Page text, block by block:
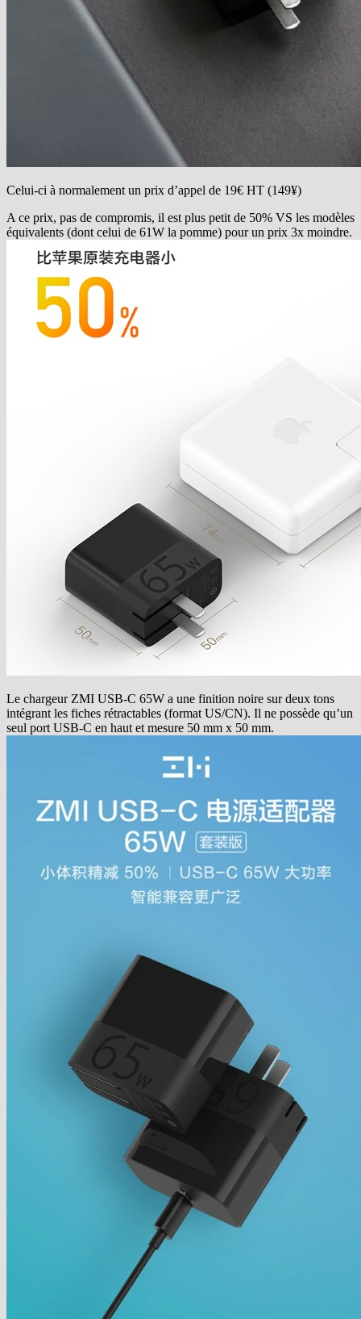
Celui-ci à normalement un prix d’appel de 19€ HT (149¥)
A ce prix, pas de compromis, il est plus petit de 50% VS les modèles
équivalents (dont celui de 61W la pomme) pour un prix 3x moindre.
Le chargeur ZMI USB-C 65W a une finition noire sur deux tons
intégrant les fiches rétractables (format US/CN). Il ne possède qu’un
seul port USB-C en haut et mesure 50 mm x 50 mm.